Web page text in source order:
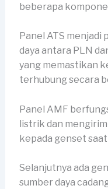
beberapa
Panel ATS
daya antara PLN
yang memastikan
terhubung secara
Panel AMF
listrik dan
kepada genset
Selanjutnya ada
sumber daya